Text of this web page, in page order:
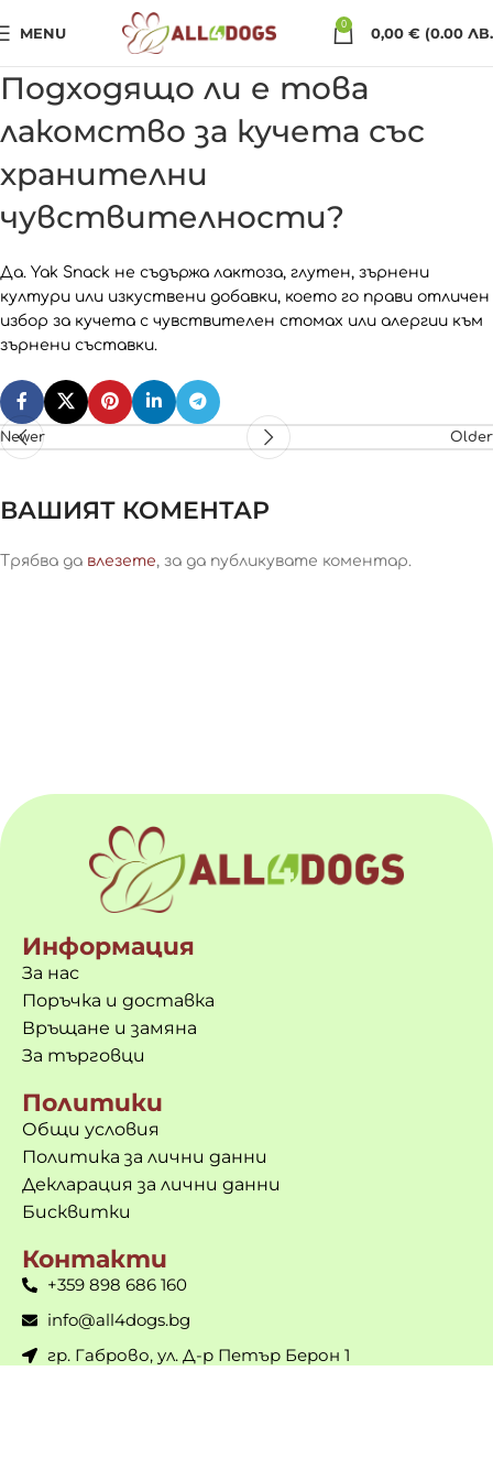
MENU 0 0,00 € (0.00
Подходящо ли е това
лакомство за кучета със
хранителни
чувствителности?
Да. Yak Snack не съдържа лактоза, глутен, зърнени
култури или изкуствени добавки, което го прави отличен
избор за кучета с чувствителен стомах или алергии към
зърнени съставки.
Newer Older
ВАШИЯТ КОМЕНТАР
Трябва да влезете, за да публикувате коментар.
Информация
За нас
Поръчка и доставка
Връщане и замяна
За търговци
Политики
Общи условия
Политика за лични данни
Декларация за лични данни
Бисквитки
Контакти
+359 898 686 160
info@all4dogs.bg
гр. Габрово, ул. Д-р Петър Берон 1